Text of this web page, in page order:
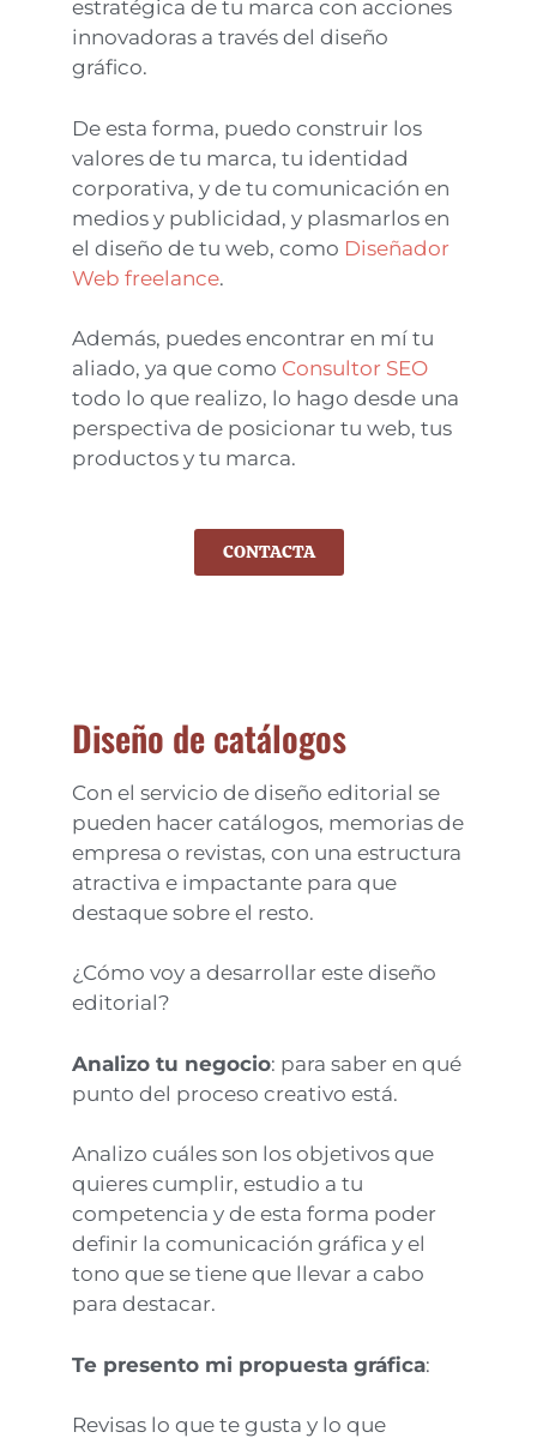
estratégica de tu marca con acciones
innovadoras a través del diseño
gráfico.
De esta forma, puedo construir los
valores de tu marca, tu identidad
corporativa, y de tu comunicación en
medios y publicidad, y plasmarlos en
el diseño de tu web, como Diseñador
Web freelance.
Además, puedes encontrar en mí tu
aliado, ya que como Consultor SEO
todo lo que realizo, lo hago desde una
perspectiva de posicionar tu web, tus
productos y tu marca.
CONTACTA
Diseño de catálogos
Con el servicio de diseño editorial se
pueden hacer catálogos, memorias de
empresa o revistas, con una estructura
atractiva e impactante para que
destaque sobre el resto.
¿Cómo voy a desarrollar este diseño
editorial?
Analizo tu negocio: para saber en qué
punto del proceso creativo está.
Analizo cuáles son los objetivos que
quieres cumplir, estudio a tu
competencia y de esta forma poder
definir la comunicación gráfica y el
tono que se tiene que llevar a cabo
para destacar.
Te presento mi propuesta gráfica:
Revisas lo que te gusta y lo que